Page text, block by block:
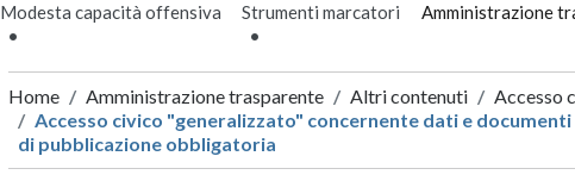
Modesta capacità offensiva Strumenti marcatori Amministrazione
Home Amministrazione trasparente Altri contenuti
Accesso
Accesso civico "generalizzato" concernente dati e
di pubblicazione obbligatoria